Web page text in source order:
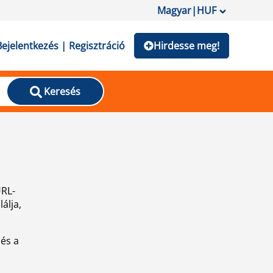
Magyar|HUF
| Regisztráció Hirdesse meg!
Keresés
a